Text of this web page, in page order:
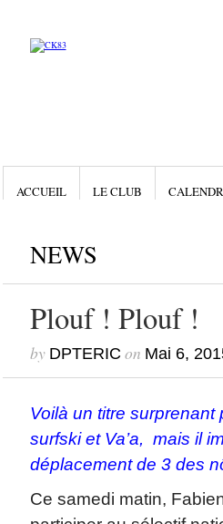
ACCUEIL LE CLUB
NEWS
Plouf ! Plouf !
by DPTERIC on Mai 6,
Voilà un titre surprenant
surfski et Va’a, mais il
déplacement de 3 des
Ce samedi matin,